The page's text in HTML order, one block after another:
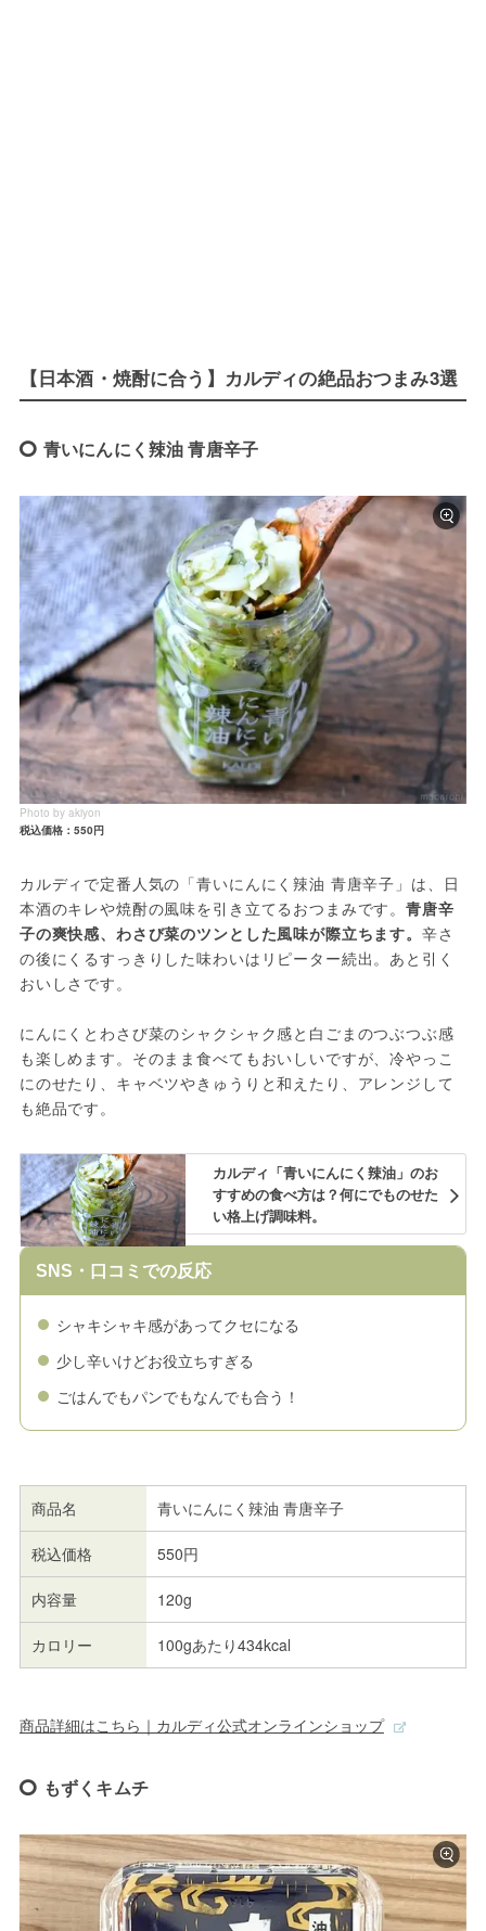
【日本酒・焼酎に合う】カルディの絶品おつまみ3選
青いにんにく辣油 青唐辛子
Photo by akiyon
税込価格：550円
カルディで定番人気の「青いにんにく辣油 青唐辛子」は、日
本酒のキレや焼酎の風味を引き立てるおつまみです。青唐辛
子の爽快感、わさび菜のツンとした風味が際立ちます。 辛さ
の後にくるすっきりした味わいはリピーター続出。あと引く
おいしさです。
にんにくとわさび菜のシャクシャク感と白ごまのつぶつぶ感
も楽しめます。そのまま食べてもおいしいですが、冷やっこ
にのせたり、キャベツやきゅうりと和えたり、アレンジして
も絶品です。
カルディ「青いにんにく辣油」のお
すすめの食べ方は？何にでものせた
い格上げ調味料。
SNS・口コミでの反応
シャキシャキ感があってクセになる
少し辛いけどお役立ちすぎる
ごはんでもパンでもなんでも合う！
商品名 青いにんにく辣油 青唐辛子
税込価格 550円
内容量 120g
カロリー 100gあたり434kcal
商品詳細はこちら｜カルディ公式オンラインショップ
もずくキムチ